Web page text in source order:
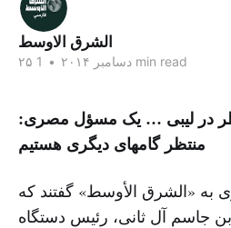
الشرق الاوسط
۲۵ دسامبر ۲۰۱۴ • 1 min read
در لیبی … یک مسؤل مصری:
منتظر گامهای دیگری هستیم
به «الشرق الأوسط» گفتند که
جاسم آل ثانی، رئیس دستگاه